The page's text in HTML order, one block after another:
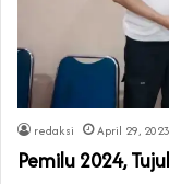
redaksi April 29, 2023
Pemilu 2024,